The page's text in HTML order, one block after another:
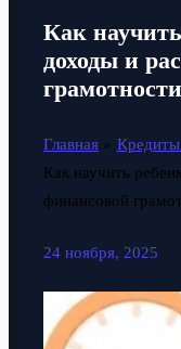
Как
доходы и
грамотности
Главная
Кредиты
Как научить
финансовой
24 ноября, 2025